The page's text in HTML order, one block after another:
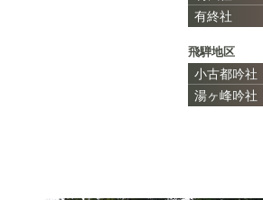
有終社
飛騨地区
小古都吟社
湯ヶ峰吟社